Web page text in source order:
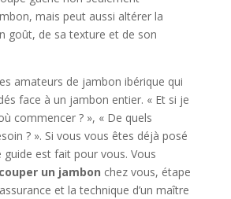
mais peut aussi altérer la
goût, de sa texture et de son
amateurs de jambon ibérique qui
face à un jambon entier. « Et si je
commencer ? », « De quels
? ». Si vous vous êtes déjà posé
guide est fait pour vous. Vous
un jambon chez vous, étape
et la technique d’un maître